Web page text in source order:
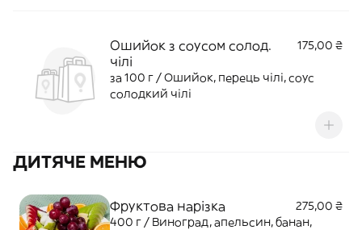
Ошийок з соусом солод.
чілі
175,00 ₴
за 100 г / Ошийок, перець чілі, соус
солодкий чілі
ДИТЯЧЕ МЕНЮ
Фруктова нарізка
275,00 ₴
400 г / Виноград, апельсин, банан,